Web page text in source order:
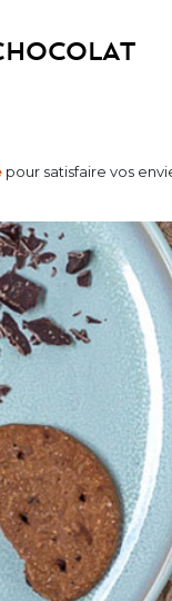
pour satisfaire vos